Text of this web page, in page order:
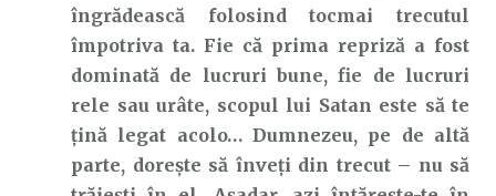
îngrădească folosind tocmai trecutul
împotriva ta. Fie că prima repriză a fost
dominată de lucruri bune, fie de lucruri
rele sau urâte, scopul lui Satan este să te
țină legat acolo… Dumnezeu, pe de altă
parte, dorește să înveți din trecut – nu să